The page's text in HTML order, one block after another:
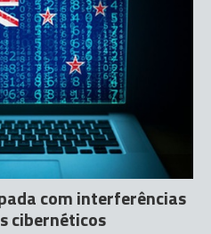
com interferências
cibernéticos